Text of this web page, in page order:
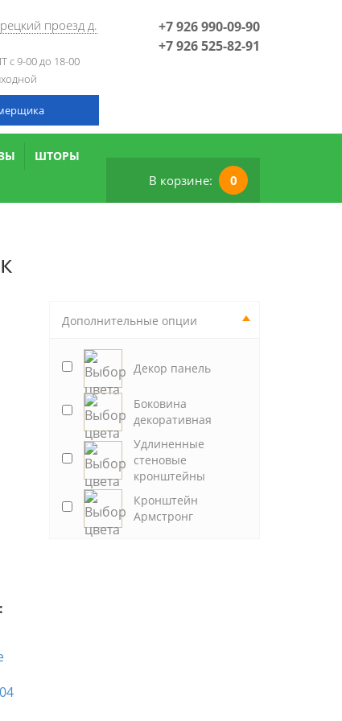
проезд д.
с 9-00 до 18-00
+7 926 990-09-90
+7 926 525-82-91
ШТОРЫ
В корзине: 0
Дополнительные опции
Декор панель
Боковина
декоративная
Удлиненные
стеновые
кронштейны
Кронштейн
Армстронг